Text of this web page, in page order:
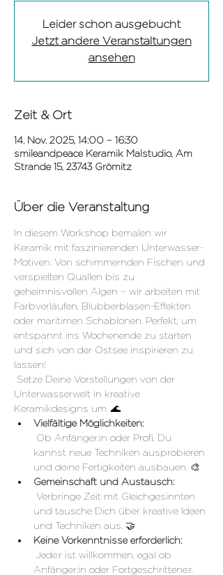
Leider schon ausgebucht
Jetzt andere Veranstaltungen
ansehen
Zeit & Ort
14. Nov. 2025, 14:00 – 16:30
smileandpeace Keramik Malstudio, Am
Strande 15, 23743 Grömitz
Über die Veranstaltung
In diesem Workshop bemalen wir
Keramik mit faszinierenden Unterwasser-
Motiven. Von schimmernden Fischen und
verspielten Quallen bis zu
geheimnisvollen Algen – wir arbeiten mit
Farbverläufen, Blubberblasen-Effekten
oder maritimen Schablonen. Perfekt, um
entspannt ins Wochenende zu starten
und sich von der Ostsee inspirieren zu
lassen!
Unterwasserwelt in kreative
Keramikdesigns um. 🌊
Vielfältige Möglichkeiten:
kannst neue Techniken ausprobieren
und deine Fertigkeiten ausbauen. 🎨
Gemeinschaft und Austausch:
und tausche Dich über kreative Ideen
und Techniken aus. 🤝
Keine Vorkenntnisse erforderlich:
Anfänger:in oder Fortgeschrittene:r.